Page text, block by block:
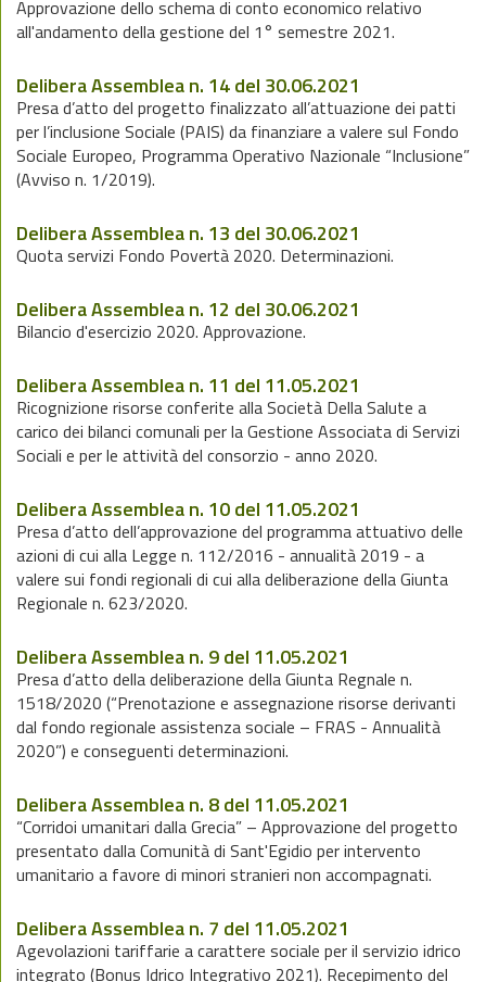
Approvazione dello schema di conto economico relativo
all'andamento della gestione del 1° semestre 2021.
Delibera Assemblea n. 14 del 30.06.2021
Presa d’atto del progetto finalizzato all’attuazione dei patti
per l’inclusione Sociale (PAIS) da finanziare a valere sul Fondo
Sociale Europeo, Programma Operativo Nazionale “Inclusione”
(Avviso n. 1/2019).
Delibera Assemblea n. 13 del 30.06.2021
Quota servizi Fondo Povertà 2020. Determinazioni.
Delibera Assemblea n. 12 del 30.06.2021
Bilancio d'esercizio 2020. Approvazione.
Delibera Assemblea n. 11 del 11.05.2021
Ricognizione risorse conferite alla Società Della Salute a
carico dei bilanci comunali per la Gestione Associata di Servizi
Sociali e per le attività del consorzio - anno 2020.
Delibera Assemblea n. 10 del 11.05.2021
Presa d’atto dell’approvazione del programma attuativo delle
azioni di cui alla Legge n. 112/2016 - annualità 2019 - a
valere sui fondi regionali di cui alla deliberazione della Giunta
Regionale n. 623/2020.
Delibera Assemblea n. 9 del 11.05.2021
Presa d’atto della deliberazione della Giunta Regnale n.
1518/2020 (“Prenotazione e assegnazione risorse derivanti
dal fondo regionale assistenza sociale – FRAS - Annualità
2020”) e conseguenti determinazioni.
Delibera Assemblea n. 8 del 11.05.2021
“Corridoi umanitari dalla Grecia” – Approvazione del progetto
presentato dalla Comunità di Sant'Egidio per intervento
umanitario a favore di minori stranieri non accompagnati.
Delibera Assemblea n. 7 del 11.05.2021
Agevolazioni tariffarie a carattere sociale per il servizio idrico
integrato (Bonus Idrico Integrativo 2021). Recepimento del